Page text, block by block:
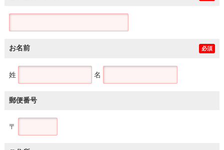
お名前 必須
姓 名
郵便番号
〒